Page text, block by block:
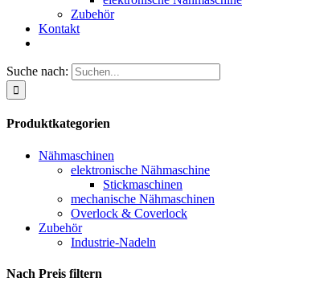
Zubehör
Kontakt
Suche nach:
Produktkategorien
Nähmaschinen
elektronische Nähmaschine
Stickmaschinen
mechanische Nähmaschinen
Overlock & Coverlock
Zubehör
Industrie-Nadeln
Nach Preis filtern